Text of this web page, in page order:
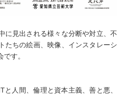
に見出される様々な分断や対立、不
たちの絵画、映像、インスタレーシ
す。
人間、倫理と資本主義、善と悪、